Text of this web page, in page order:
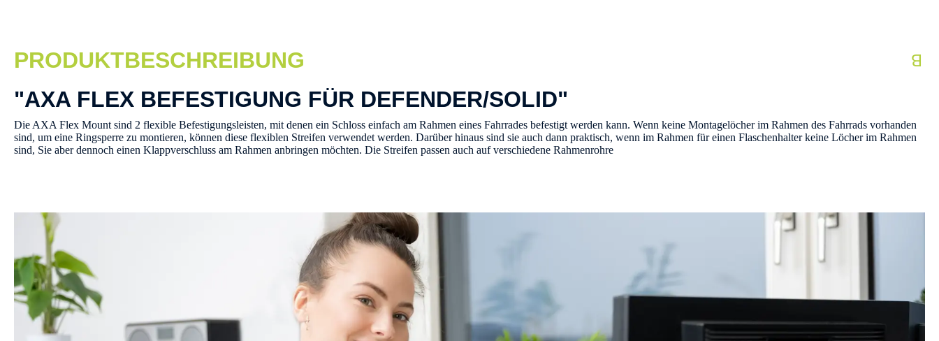
PRODUKTBESCHREIBUNG
"AXA FLEX BEFESTIGUNG FÜR DEFENDER/SOLID"
Die AXA Flex Mount sind 2 flexible Befestigungsleisten, mit denen ein Schloss einfach am Rahmen eines Fahrrades befestigt werden kann. Wenn keine Montagelöcher im Rahmen des Fahrrads vorhanden
sind, um eine Ringsperre zu montieren, können diese flexiblen Streifen verwendet werden. Darüber hinaus sind sie auch dann praktisch, wenn im Rahmen für einen Flaschenhalter keine Löcher im Rahmen
sind, Sie aber dennoch einen Klappverschluss am Rahmen anbringen möchten. Die Streifen passen auch auf verschiedene Rahmenrohre